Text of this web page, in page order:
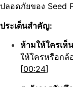
ปลอดภัยของ Seed
ประเด็นสำคัญ:
ห้ามให้ใครเห็
ให้ใครหรือกล้
[00:24]